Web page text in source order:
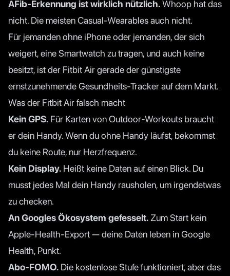
AFib-Erkennung ist wirklich nützlich.Whoop hat das
nicht. Die meisten Casual-Wearables auch nicht.
Für jemanden ohne iPhone oder jemanden, der sich
weigert, eine Smartwatch zu tragen, und auch keine
besitzt, ist der Fitbit Air gerade der günstigste
ernstzunehmende Gesundheits-Tracker auf dem Markt.
Was der Fitbit Air falsch macht
Kein GPS. Für Karten von Outdoor-Workouts braucht
er dein Handy. Wenn du ohne Handy läufst, bekommst
du keine Route, nur Herzfrequenz.
Kein Display. Heißt keine Daten auf einen Blick. Du
musst jedes Mal dein Handy rausholen, um irgendetwas
zu checken.
An Googles Ökosystem gefesselt. Zum Start kein
Apple-Health-Export — deine Daten leben in Google
Health, Punkt.
Abo-FOMO. Die kostenlose Stufe funktioniert, aber das